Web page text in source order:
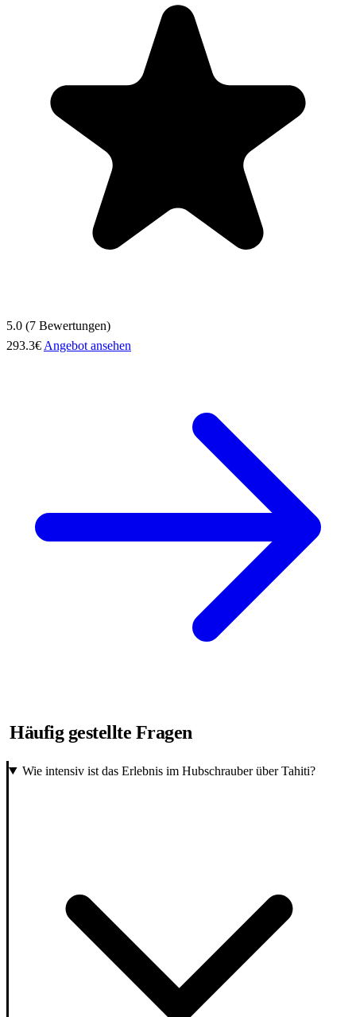
5.0 (7 Bewertungen)
293.3€ Angebot ansehen
Häufig gestellte Fragen
Wie intensiv ist das Erlebnis im Hubschrauber über Tahiti?